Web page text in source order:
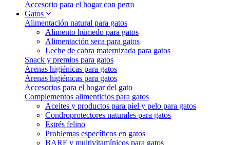
Accesorio para el hogar con perro
Gatos
Alimentación natural para gatos
Alimento húmedo para gatos
Alimentación seca para gatos
Leche de cabra maternizada para gatos
Snack y premios para gatos
Arenas higiénicas para gatos
Arenas higiénicas para gatos
Accesorios para el hogar del gato
Complementos alimenticios para gatos
Aceites y productos para piel y pelo para gatos
Condroprotectores naturales para gatos
Estrés felino
Problemas específicos en gatos
BARF y multivitamínicos para gatos